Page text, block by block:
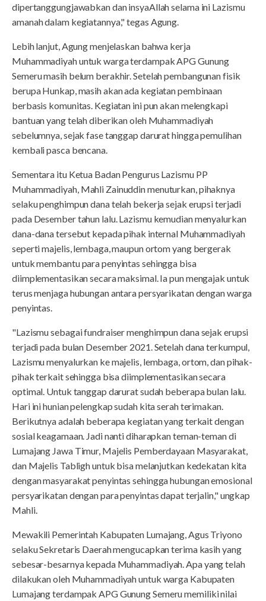
dipertanggungjawabkan dan insyaAllah selama ini Lazismu
amanah dalam kegiatannya," tegas Agung.
Lebih lanjut, Agung menjelaskan bahwa kerja
Muhammadiyah untuk warga terdampak APG Gunung
Semeru masih belum berakhir. Setelah pembangunan fisik
berupa Hunkap, masih akan ada kegiatan pembinaan
berbasis komunitas. Kegiatan ini pun akan melengkapi
bantuan yang telah diberikan oleh Muhammadiyah
sebelumnya, sejak fase tanggap darurat hingga pemulihan
kembali pasca bencana.
Sementara itu Ketua Badan Pengurus Lazismu PP
Muhammadiyah, Mahli Zainuddin menuturkan, pihaknya
selaku penghimpun dana telah bekerja sejak erupsi terjadi
pada Desember tahun lalu. Lazismu kemudian menyalurkan
dana-dana tersebut kepada pihak internal Muhammadiyah
seperti majelis, lembaga, maupun ortom yang bergerak
untuk membantu para penyintas sehingga bisa
diimplementasikan secara maksimal. Ia pun mengajak untuk
terus menjaga hubungan antara persyarikatan dengan warga
penyintas.
"Lazismu sebagai fundraiser menghimpun dana sejak erupsi
terjadi pada bulan Desember 2021. Setelah dana terkumpul,
Lazismu menyalurkan ke majelis, lembaga, ortom, dan pihak-
pihak terkait sehingga bisa diimplementasikan secara
optimal. Untuk tanggap darurat sudah beberapa bulan lalu.
Hari ini hunian pelengkap sudah kita serah terimakan.
Berikutnya adalah beberapa kegiatan yang terkait dengan
sosial keagamaan. Jadi nanti diharapkan teman-teman di
Lumajang Jawa Timur, Majelis Pemberdayaan Masyarakat,
dan Majelis Tabligh untuk bisa melanjutkan kedekatan kita
dengan masyarakat penyintas sehingga hubungan emosional
persyarikatan dengan para penyintas dapat terjalin," ungkap
Mahli.
Mewakili Pemerintah Kabupaten Lumajang, Agus Triyono
selaku Sekretaris Daerah mengucapkan terima kasih yang
sebesar-besarnya kepada Muhammadiyah. Apa yang telah
dilakukan oleh Muhammadiyah untuk warga Kabupaten
Lumajang terdampak APG Gunung Semeru memiliki nilai